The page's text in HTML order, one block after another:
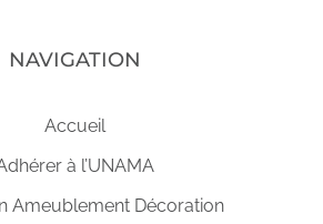
NAVIGATION
Accueil
à l’UNAMA
Ameublement Décoration